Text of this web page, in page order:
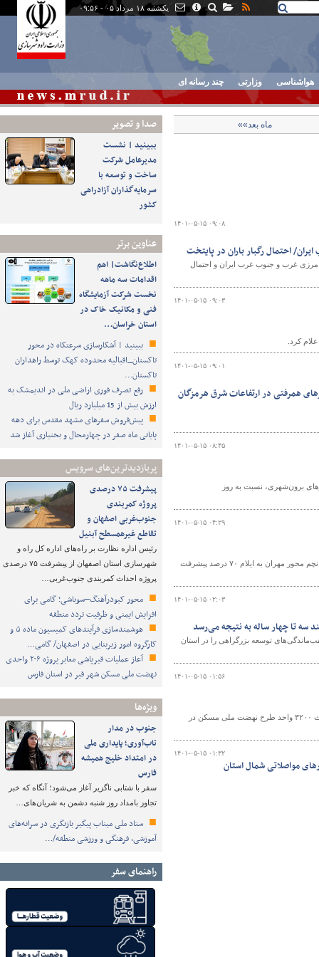
یکشنبه ۱۸ مرداد ۰۵ - ۰۹:۵۶
هواشناسی وزارتی چند رسانه ای
صدا و تصوير
ببینید | نشست
مدیرعامل شرکت
ساخت و توسعه با
سرمایه‌گذاران آزادراهی
کشور
عناوین برتر
اطلاع‌نگاشت| اهم
اقدامات سه ماهه
نخست شرکت آزمایشگاه
فنی و مکانیک خاک در
استان خراسان…
ببینید | آشکارسازی سرعتکاه در محور
تاکستان_اقبالیه محدوده کهک توسط راهداران
تاکستان…
رفع تصرف فوری اراضی ملی در اندیمشک به
ارزش بیش از 15 میلیارد ریال
پیش‌فروش سفرهای مشهد مقدس برای دهه
پایانی ماه صفر در چهارمحال و بختیاری آغاز شد
پربازدیدترین‌های سرویس
پیشرفت ۷۵ درصدی
پروژه کمربندی
جنوب‌غربی اصفهان و
تقاطع غیرهمسطح آبنیل
رئیس اداره نظارت بر راه‌های اداره کل راه و
شهرسازی استان اصفهان از پیشرفت ۷۵ درصدی
پروژه احداث کمربندی جنوب‌غربی…
محور کبودرآهنگ–سوباشی؛ گامی برای
افزایش ایمنی و ظرفیت تردد منطقه
هوشمندسازی فرآیندهای کمیسیون ماده ۵ و
کارگروه امور زیربنایی در اصفهان/ گامی…
آعاز عملیات قیرپاشی معابر پروژه ۲۰۶ واحدی
نهضت ملی مسکن شهر قیر در استان فارس
ویژه‌ها
جنوب در مدار
تاب‌آوری؛ پایداری ملی
در امتداد خلیج همیشه
فارس
سفر با شتابی ناگزیر آغاز می‌شود؛ آنگاه که خبر
تجاوز بامداد روز شنبه دشمن به شریان‌های…
ستاد ملی میناب پیگیر بازنگری در سرانه‌های
آموزشی، فرهنگی و ورزشی منطقه/…
راهنمای سفر
ماه بعد»»
۱۴۰۱-۰۵-۱۵ ۰۹:۰۸
احتمال رگبار باران در پایتخت
مرزی غرب و جنوب غرب ایران و احتمال
۱۴۰۱-۰۵-۱۵ ۰۹:۰۳
کرد.
۱۴۰۱-۰۵-۱۵ ۰۹:۰۱
همرفتی در ارتفاعات شرق هرمزگان
۱۴۰۱-۰۵-۱۵ ۰۸:۴۵
از ۲۴۵۳ ترددشمار فعال در محورهای برون‌شهری، نسبت به روز
۱۴۰۱-۰۵-۱۵ ۰۴:۲۹
مدیرکل راهداری و حمل ونقل جاده ای ایلام گفت: عملیات بهسازی و تعریض محدوده کنجانچم محور مهران به ایلام ۷۰ درصد پیشرفت
۱۴۰۱-۰۵-۱۵ ۰۲:۰۳
استان اردبیل گفت : با برنامه‌ریزی انجام شده در مدت ۲ سال عقب‌ماندگی‌های توسعه بزرگراهی را در استان
۱۴۰۱-۰۵-۱۵ ۰۱:۵۶
مدیر کل راه و شهرسازی شرق استان سمنان(شاهرود) از تامین زمین مورد نیاز برای احداث ۳۲۰۰ واحد طرح نهضت ملی مسکن در
۱۴۰۱-۰۵-۱۵ ۰۱:۳۲
مواصلاتی شمال استان